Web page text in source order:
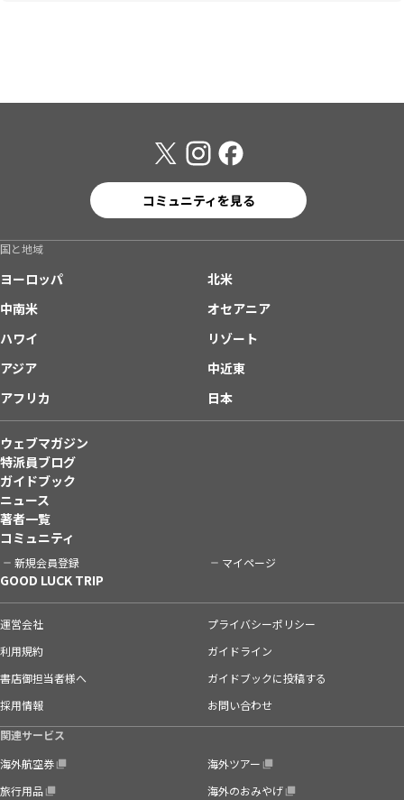
コミュニティを見る
国と地域
ヨーロッパ
北米
中南米
オセアニア
ハワイ
リゾート
アジア
中近東
アフリカ
日本
ウェブマガジン
特派員ブログ
ガイドブック
ニュース
著者一覧
コミュニティ
新規会員登録 マイページ
GOOD LUCK TRIP
運営会社
プライバシーポリシー
利用規約
ガイドライン
書店御担当者様へ
ガイドブックに投稿する
採用情報
お問い合わせ
関連サービス
海外航空券
海外ツアー
旅行用品
海外のおみやげ